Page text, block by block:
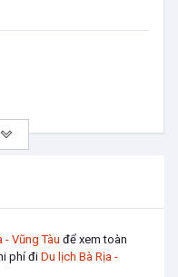
- Vũng Tàu để xem toàn
phí điDu lịch Bà Rịa -